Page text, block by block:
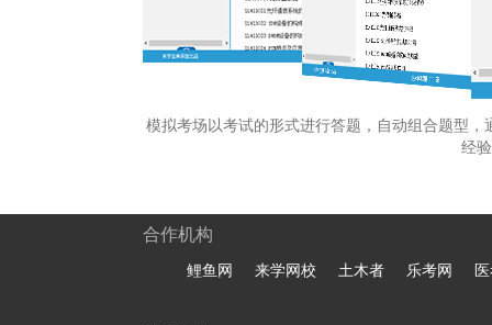
模拟考场以考试的形式进行答题，自动组合题型
经
合作机构
鲤鱼网 来学网校 土木者 乐考网